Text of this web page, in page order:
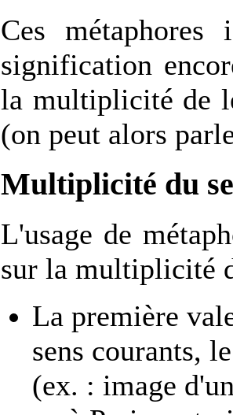
Ces métaphores
signification
la multiplicité de
(on peut alors
Multiplicité du
L'usage de
sur la multiplicité
La première
sens courants,
(ex. : image